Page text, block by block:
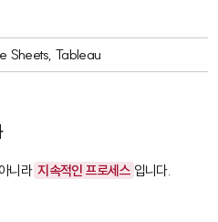
Sheets, Tableau
니라 지속적인 프로세스 입니다.